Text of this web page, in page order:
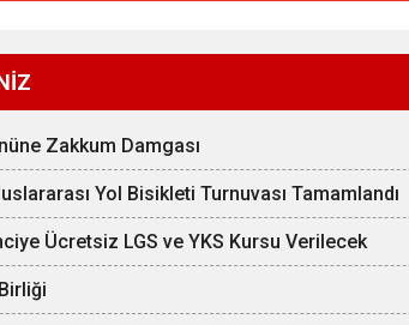
Zakkum Damgası
Yol Bisikleti Turnuvası Tamamlandı
Ücretsiz LGS ve YKS Kursu Verilecek